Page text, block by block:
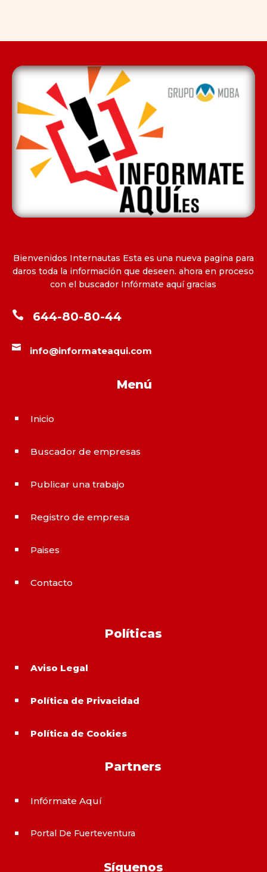
Bienvenidos Internautas Esta es una nueva pagina para
daros toda la información que deseen. ahora en proceso
con el buscador Infórmate aquí gracias
 644-80-80-44
 info@informateaqui.com
Menú
^ Inicio
^ Buscador de empresas
^ Publicar una trabajo
^ Registro de empresa
^ Paises
^ Contacto
Políticas
^ Aviso Legal
^ Política de Privacidad
^ Política de Cookies
Partners
^ Infórmate Aquí
^ Portal De Fuerteventura
Síguenos